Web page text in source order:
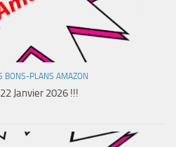
BONS-PLANS AMAZON
Janvier 2026 !!!